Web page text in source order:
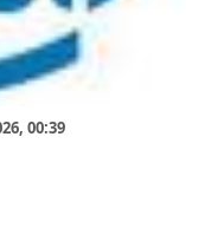
00:39